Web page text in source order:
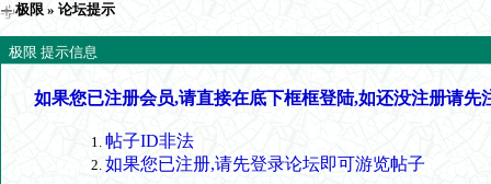
极限 » 论坛提示
极限 提示信息
如果您已注册会员,请直接在底下框框登陆,如还没注册请先
帖子ID非法
如果您已注册,请先登录论坛即可游览帖子